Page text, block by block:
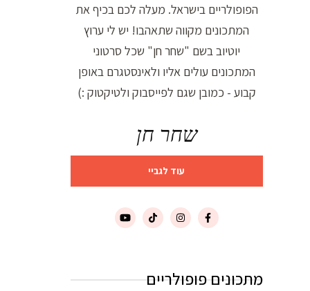
הפופולריים בישראל. מעלה לכם בכיף את
המתכונים מקווה שתאהבו! יש לי ערוץ
יוטיוב בשם "שחר חן" שכל סרטוני
המתכונים עולים אליו ולאינסטגרם באופן
קבוע - כמובן שגם לפייסבוק ולטיקטוק :)
שחר חן
עוד לגביי
מתכונים פופולריים